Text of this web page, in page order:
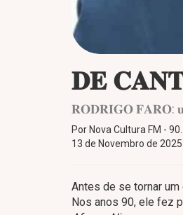
𝐃𝐄
𝐑𝐎𝐃𝐑𝐈𝐆𝐎 𝐅𝐀𝐑𝐎: 𝐮𝐦
Por Nova Cultura FM -
13 de Novembro de
Antes de se tornar
Nos anos 90, ele fez